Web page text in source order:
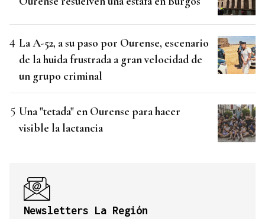
La A-52, a su paso por Ourense, escenario
de la huida frustrada a gran velocidad de
un grupo criminal
Una "tetada" en Ourense para hacer
visible la lactancia
Newsletters La Región